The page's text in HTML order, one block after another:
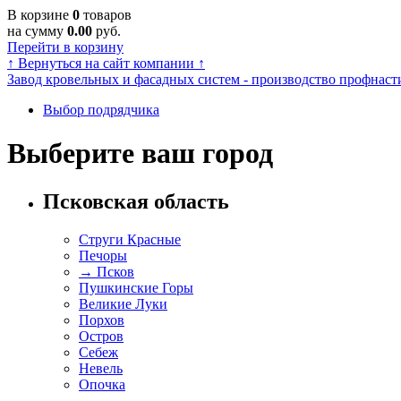
В корзине 0 товаров
на сумму 0.00 руб.
Перейти в корзину
↑ Вернуться на сайт компании ↑
Завод кровельных и фасадных систем - производство
Выбор подрядчика
Выберите ваш город
Псковская область
Струги Красные
Печоры
→ Псков
Пушкинские Горы
Великие Луки
Порхов
Остров
Себеж
Невель
Опочка